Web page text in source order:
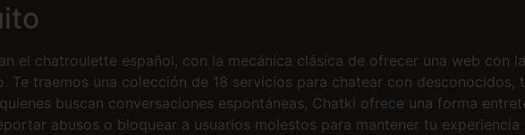
el chatroulette español, con la mecánica clásica de ofrecer una web con
Te traemos una colección de 18 servicios para chatear con
buscan conversaciones espontáneas, Chatki ofrece una forma
abusos o bloquear a usuarios molestos para mantener tu